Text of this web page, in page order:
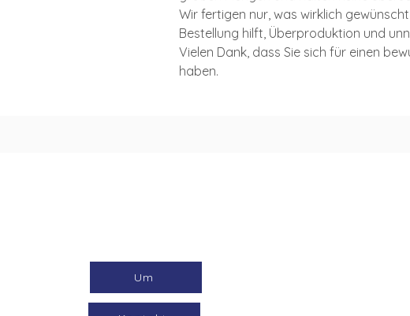
Wir fertigen nur, was wirklich
Bestellung hilft, Überproduktion und
Vielen Dank, dass Sie sich für einen
haben.
Um